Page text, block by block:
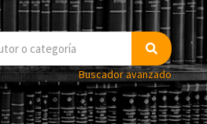
Buscador avanzado